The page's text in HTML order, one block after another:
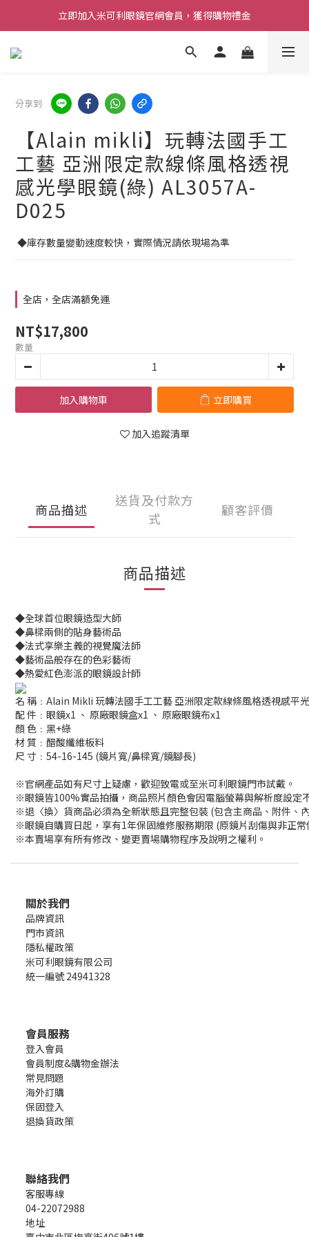
立即加入米可利眼鏡官網會員，獲得購物禮金
分享到
【Alain mikli】玩轉法國手工
工藝 亞洲限定款線條風格透視
感光學眼鏡(綠) AL3057A-
D025
◆庫存數量變動速度較快，實際情況請依現場為準
全店，全店滿額免運
NT$17,800
數量
加入購物車 立即購買
加入追蹤清單
商品描述
送貨及付款方
式
顧客評價
商品描述
◆全球首位眼鏡造型大師
◆鼻樑兩側的貼身藝術品
◆法式享樂主義的視覺魔法師
◆藝術品般存在的色彩藝術
◆熱愛紅色澎派的眼鏡設計師
名 稱﹕Alain Mikli 玩轉法國手工工藝 亞洲限定款線條風格透視感平
配 件﹕眼鏡x1 、 原廠眼鏡盒x1 、 原廠眼鏡布x1
顏 色﹕黑+綠
材 質﹕醋酸纖維板料
尺 寸﹕54-16-145 (鏡片寬/鼻樑寬/鏡腳長)
※官網產品如有尺寸上疑慮，歡迎致電或至米可利眼鏡門市試戴。
※眼鏡皆100%實品拍攝，商品照片顏色會因電腦螢幕與解析度設定
※退〈換〉貨商品必須為全新狀態且完整包裝 (包含主商品、附件、
※眼鏡自購買日起，享有1年保固維修服務期限 (原鏡片刮傷與非正
※本賣場享有所有修改、變更賣場購物程序及說明之權利。
關於我們
品牌資訊
門市資訊
隱私權政策
米可利眼鏡有限公司
統一編號 24941328
會員服務
登入會員
會員制度&購物金辦法
常見問題
海外訂購
保固登入
退換貨政策
聯絡我們
客服專線
04-22072988
地址